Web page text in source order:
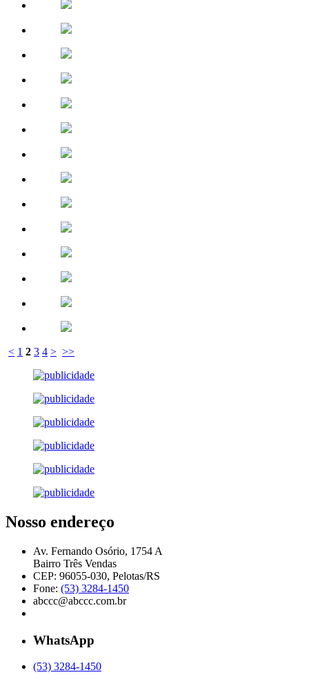
< 1 2 3 4 > >>
Nosso endereço
Av. Fernando Osório, 1754 A
Bairro Três Vendas
CEP: 96055-030, Pelotas/RS
Fone: (53) 3284-1450
abccc@abccc.com.br
WhatsApp
(53) 3284-1450